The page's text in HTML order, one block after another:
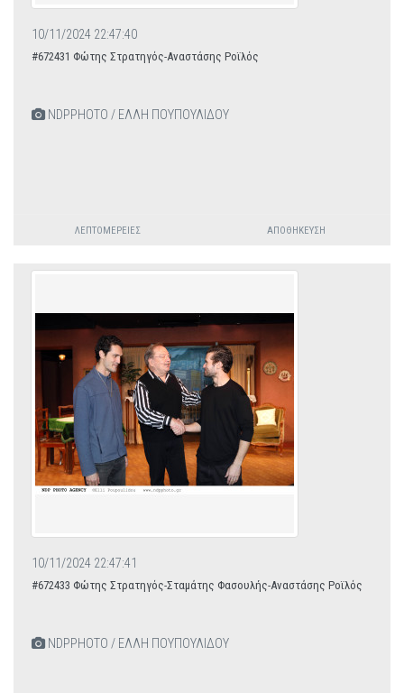
10/11/2024 22:47:40
#672431 Φώτης Στρατηγός-Αναστάσης Ροϊλός
NDPPHOTO / ΕΛΛΗ ΠΟΥΠΟΥΛΙΔΟΥ
ΛΕΠΤΟΜΈΡΕΙΕΣ ΑΠΟΘΉΚΕΥΣΗ
10/11/2024 22:47:41
#672433 Φώτης Στρατηγός-Σταμάτης Φασουλής-Αναστάσης Ροϊλός
NDPPHOTO / ΕΛΛΗ ΠΟΥΠΟΥΛΙΔΟΥ